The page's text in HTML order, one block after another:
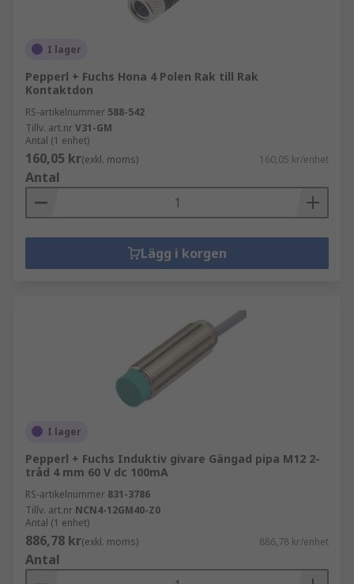
I lager
Pepperl + Fuchs Hona 4 Polen Rak till Rak
Kontaktdon
RS-artikelnummer 588-542
Tillv. art.nrV31-GM
Antal (1 enhet)
160,05 kr(exkl. moms) 160,05 kr/enhet
Antal
Lägg i korgen
I lager
Pepperl + Fuchs Induktiv givare Gängad pipa M12 2-
tråd 4 mm 60 V dc 100mA
RS-artikelnummer 831-3786
Tillv. art.nr NCN4-12GM40-Z0
Antal (1 enhet)
886,78 kr(exkl. moms) 886,78 kr/enhet
Antal